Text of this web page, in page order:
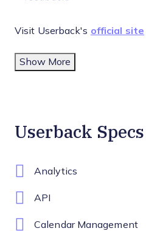
Visit Userback's official site
Show More
Userback Specs
Analytics
API
Calendar Management